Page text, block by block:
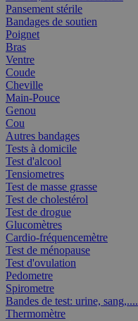
Pansement stérile
Bandages de soutien
Poignet
Bras
Ventre
Coude
Cheville
Main-Pouce
Genou
Cou
Autres bandages
Tests à domicile
Test d'alcool
Tensiometres
Test de masse grasse
Test de cholestérol
Test de drogue
Glucomètres
Cardio-fréquencemètre
Test de ménopause
Test d'ovulation
Pedometre
Spirometre
Bandes de test: urine, sang,....
Thermomètre